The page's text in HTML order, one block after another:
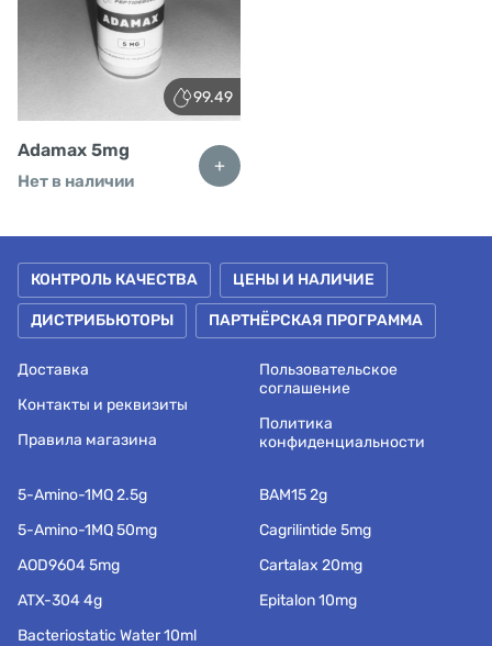
99.49
Adamax 5mg
Нет в наличии
+
5-Amino-1MQ 2.5g
5-Amino-1MQ 50mg
AOD9604 5mg
ATX-304 4g
Bacteriostatic Water 10ml
BAM15 2g
Cagrilintide 5mg
Cartalax 20mg
Epitalon 10mg
КОНТРОЛЬ КАЧЕСТВА ЦЕНЫ И НАЛИЧИЕ
ДИСТРИБЬЮТОРЫ ПАРТНЁРСКАЯ ПРОГРАММА
Доставка
Контакты и реквизиты
Правила магазина
Пользовательское
соглашение
Политика
конфиденциальности